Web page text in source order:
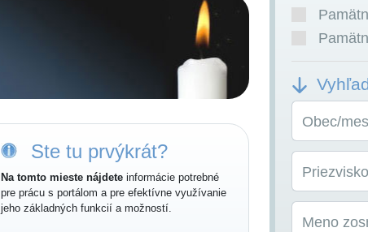
Obec/
Meno
Ste tu prvýkrát?
Na tomto mieste nájdete informácie potrebné
pre prácu s portálom a pre efektívne využívanie
jeho základných funkcií a možností.